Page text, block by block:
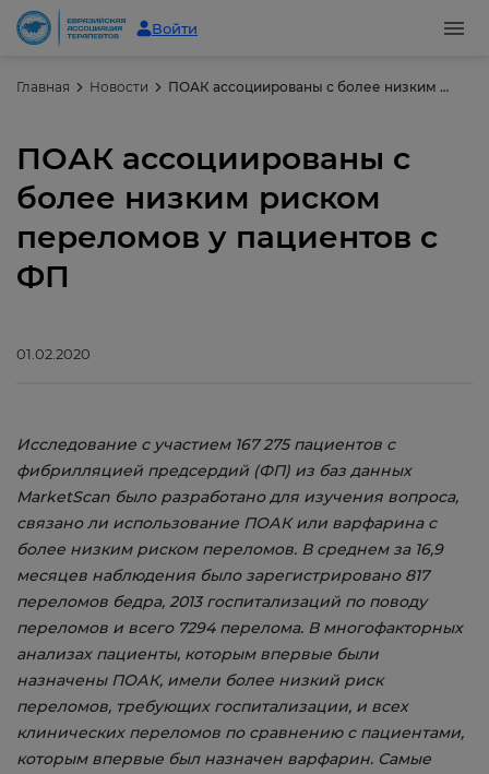
Войти
Главная Новости ПОАК ассоциированы с более низким риском переломов у пациентов с ФП
ПОАК ассоциированы с
более низким риском
переломов у пациентов с
ФП
01.02.2020
Исследование с участием 167 275 пациентов с
фибрилляцией предсердий (ФП) из баз данных
MarketScan было разработано для изучения вопроса,
связано ли использование ПОАК или варфарина с
более низким риском переломов. В среднем за 16,9
месяцев наблюдения было зарегистрировано 817
переломов бедра, 2013 госпитализаций по поводу
переломов и всего 7294 перелома. В многофакторных
анализах пациенты, которым впервые были
назначены ПОАК, имели более низкий риск
переломов, требующих госпитализации, и всех
клинических переломов по сравнению с пациентами,
которым впервые был назначен варфарин. Самые